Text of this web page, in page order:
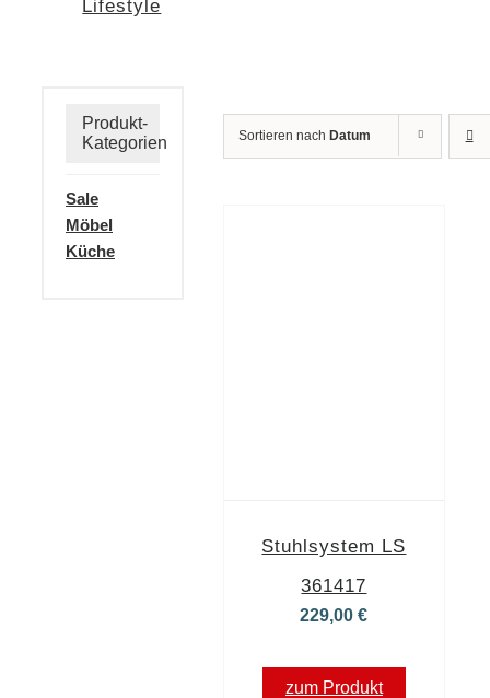
Lifestyle
Sortieren nach Datum
Stuhlsystem LS
361417
229,00€
zum Produkt
Produkt-
Kategorien
Sale
Möbel
Küche